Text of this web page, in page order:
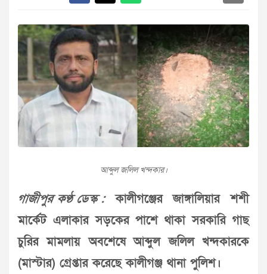
আব্দুল জলিল খন্দকার।
গাজীপুর কণ্ঠ ডেস্ক :কালীগঞ্জের জাঙ্গালিয়ার শশী
মার্কেট এলাকার সড়কের পাশে থাকা সরকারি গাছ
চুরির মামলায় অবশেষে আব্দুল জলিল খন্দকারকে
(মাস্টার) গ্রেপ্তার করেছে কালীগঞ্জ থানা পুলিশ।